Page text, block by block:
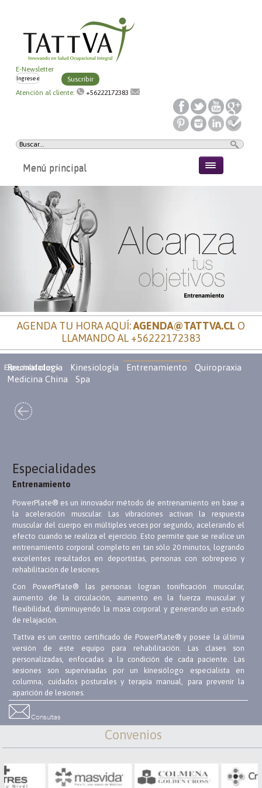
E-Newsletter
Suscribir
Atención al cliente:
+56222172383
Menú principal
AGENDA TU HORA AQUÍ:AGENDA@TATTVA.CL O
LLAMANDO AL +56222172383
Especialidades >
Reumatología Kinesiología Entrenamiento
Quiropraxia
Medicina China
Spa
Especialidades
Entrenamiento
PowerPlate® es un innovador método de entrenamiento en base a
la aceleración muscular. Las vibraciones activan la respuesta
muscular del cuerpo en múltiples veces por segundo, acelerando el
efecto cuando se realiza el ejercicio. Esto permite que se realice un
entrenamiento corporal completo en tan sólo 20 minutos, logrando
excelentes resultados en deportistas, personas con sobrepeso y
rehabilitación de lesiones.
Con PowerPlate® las personas logran tonificación muscular,
aumento de la circulación, aumento en la fuerza muscular y
flexibilidad, disminuyendo la masa corporal y generando un estado
de relajación.
Tattva es un centro certificado de PowerPlate® y posee la última
versión de este equipo para rehabilitación. Las clases son
personalizadas, enfocadas a la condición de cada paciente. Las
sesiones son supervisadas por un kinesiólogo especialista en
columna, cuidados posturales y terapia manual, para prevenir la
aparición de lesiones.
Se recomienda entrenar dos a tres veces por semana en sesiones de
20 minutos donde se puede realizar un entrenamiento completo,
incluyendo estiramiento, relajación y masajes. La planificación del
Consultas
Convenios